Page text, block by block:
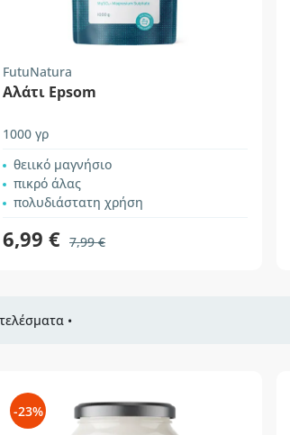
FutuNatura
Αλάτι Epsom
1000 γρ
θειικό μαγνήσιο
πικρό άλας
πολυδιάστατη χρήση
6,99 € 7,99 €
•
-23%